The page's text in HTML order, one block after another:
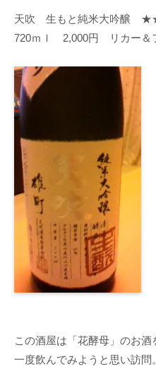
天吹 生もと純米大吟醸
720ｍｌ 2,000円 リカー＆
この酒屋は「花酵母」のお酒
一度飲んでみようと思い訪問。